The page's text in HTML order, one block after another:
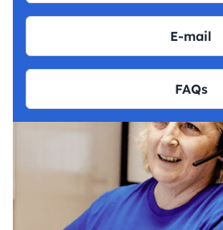
E-mail
FAQs